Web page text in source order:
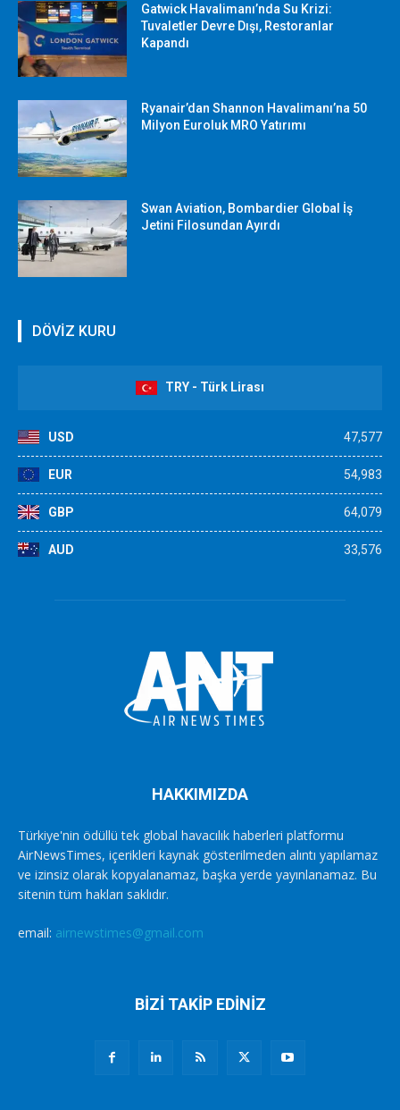
Gatwick Havalimanı’nda Su Krizi:
Tuvaletler Devre Dışı, Restoranlar
Kapandı
Ryanair’dan Shannon Havalimanı’na 50
Milyon Euroluk MRO Yatırımı
Swan Aviation, Bombardier Global İş
Jetini Filosundan Ayırdı
DÖVİZ KURU
TRY - Türk Lirası
USD 47,577
EUR 54,983
GBP 64,079
AUD 33,576
HAKKIMIZDA
Türkiye'nin ödüllü tek global havacılık haberleri platformu
AirNewsTimes, içerikleri kaynak gösterilmeden alıntı yapılamaz
ve izinsiz olarak kopyalanamaz, başka yerde yayınlanamaz. Bu
sitenin tüm hakları saklıdır.
email: airnewstimes@gmail.com
BİZİ TAKİP EDİNİZ